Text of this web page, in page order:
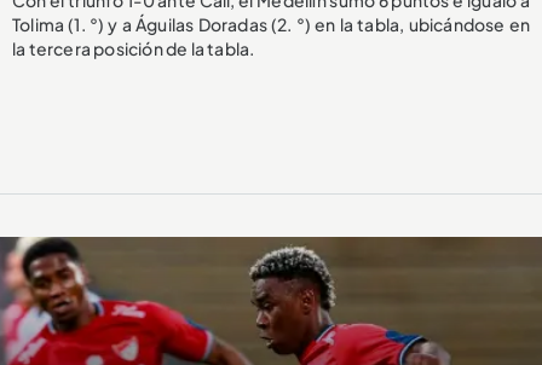
Tolima (1. °) y a Águilas Doradas (2. °) en la tabla, ubicándose en
la tercera posición de la tabla.